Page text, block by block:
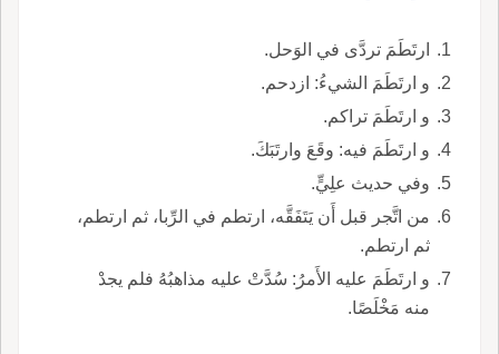
ارتَطَمَ تردَّى في الوَحل.
و ارتَطَمَ الشيءُ: ازدحم.
و ارتَطَمَ تراكم.
و ارتَطَمَ فيه: وقَعَ وارتَبَكَ.
وفي حديث علِيٍّ.
من اتَّجر قبل أَن يَتَفَقَّه، ارتطم في الرِّبا، ثم ارتطم،
ثم ارتطم.
و ارتَطَمَ عليه الأَمرُ: سُدَّتْ عليه مذاهبُهُ فلم يجدْ
منه مَخْلَصًا.